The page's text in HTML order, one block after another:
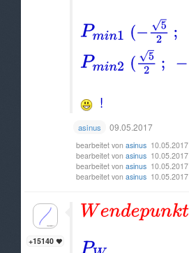
!
asinus 09.05.2017
bearbeitet von asinus 10.05.2017
bearbeitet von asinus 10.05.2017
bearbeitet von asinus 10.05.2017
bearbeitet von asinus 10.05.2017
+15140